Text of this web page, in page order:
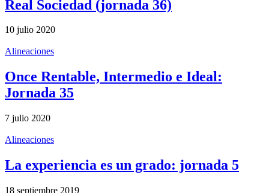
Real Sociedad (jornada 36)
10 julio 2020
Alineaciones
Once Rentable, Intermedio e Ideal:
Jornada 35
7 julio 2020
Alineaciones
La experiencia es un grado: jornada 5
18 septiembre 2019